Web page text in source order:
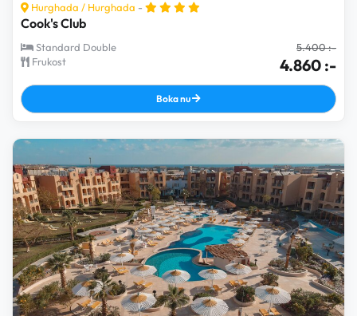
Hurghada / Hurghada -
Cook's Club
Standard Double
Frukost
5.400 :-
4.860 :-
Boka nu